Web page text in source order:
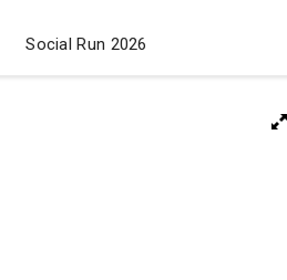
Social Run 2026